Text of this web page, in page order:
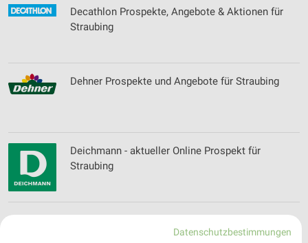
Decathlon Prospekte, Angebote & Aktionen für
Straubing
Dehner Prospekte und Angebote für Straubing
Deichmann - aktueller Online Prospekt für
Straubing
Datenschutzbestimmungen